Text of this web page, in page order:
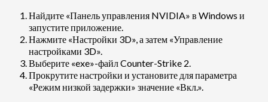
Найдите «Панель управления NVIDIA» в Windows и
запустите приложение.
Нажмите «Настройки 3D», а затем «Управление
настройками 3D».
Выберите «exe»-файл Counter-Strike 2.
Прокрутите настройки и установите для параметра
«Режим низкой задержки» значение «Вкл.».